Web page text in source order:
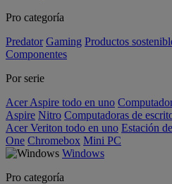
Pro categoría
Predator Gaming Productos
Componentes
Por serie
Acer Aspire todo en uno
Aspire Nitro Computadoras de
Acer Veriton todo en uno Estación
One Chromebox Mini PC
Windows
Pro categoría